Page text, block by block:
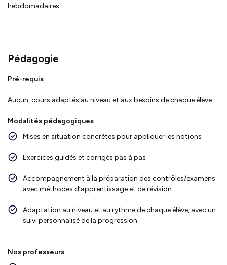
hebdomadaires.
Pédagogie
Pré-requis
Aucun, cours adaptés au niveau et aux besoins de chaque élève.
Modalités pédagogiques
Mises en situation concrètes pour appliquer les notions
Exercices guidés et corrigés pas à pas
Accompagnement à la préparation des contrôles/examens
avec méthodes d’apprentissage et de révision
Adaptation au niveau et au rythme de chaque élève, avec un
suivi personnalisé de la progression
Nos professeurs